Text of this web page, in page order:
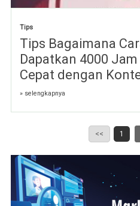
Tips
Tips Bagaimana
Dapatkan 4000
Cepat dengan
» selengkapnya
<< 1